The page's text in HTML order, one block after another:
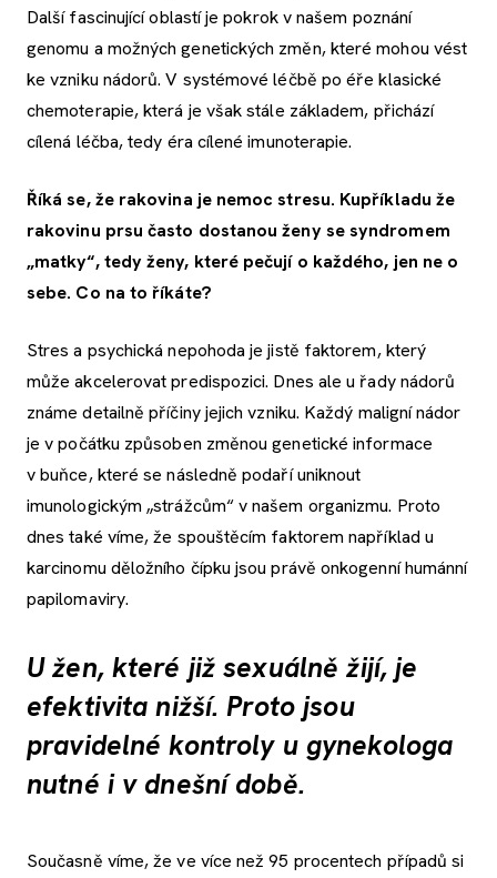
Další fascinující oblastí je pokrok v našem poznání
genomu a možných genetických změn, které mohou vést
ke vzniku nádorů. V systémové léčbě po éře klasické
chemoterapie, která je však stále základem, přichází
cílená léčba, tedy éra cílené imunoterapie.
Říká se, že rakovina je nemoc stresu. Kupříkladu že
rakovinu prsu často dostanou ženy se syndromem
„matky“, tedy ženy, které pečují o každého, jen ne o
sebe. Co na to říkáte?
Stres a psychická nepohoda je jistě faktorem, který
může akcelerovat predispozici. Dnes ale u řady nádorů
známe detailně příčiny jejich vzniku. Každý maligní nádor
je v počátku způsoben změnou genetické informace
v buňce, které se následně podaří uniknout
imunologickým „strážcům“ v našem organizmu. Proto
dnes také víme, že spouštěcím faktorem například u
karcinomu děložního čípku jsou právě onkogenní humánní
papilomaviry.
U žen, které již sexuálně žijí, je
efektivita nižší. Proto jsou
pravidelné kontroly u gynekologa
nutné i v dnešní době.
Současně víme, že ve více než 95 procentech případů si